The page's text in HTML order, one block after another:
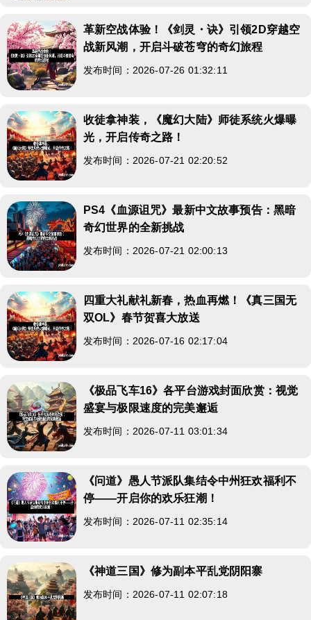
革新空战体验！《剑灵・诀》引领2D穿越空
战新风潮，开启斗破苍穹的奇幻旅程
发布时间：2026-07-26 01:32:11
收徒拿神装，《魔幻大陆》师徒系统火爆曝
光，开启传奇之路！
发布时间：2026-07-21 02:20:52
PS4《血源诅咒》最新中文故事预告：黑暗
奇幻世界的全新挑战
发布时间：2026-07-21 02:00:13
四重大礼献礼新春，热血再燃！《真三国无
双OL》春节贺喜大放送
发布时间：2026-07-16 02:17:04
《极品飞车16》各平台游戏封面欣赏：视觉
盛宴与极限速度的完美邂逅
发布时间：2026-07-11 03:01:34
《问道》愚人节派队集结令中州狂欢福利不
停——开启你的欢乐狂潮！
发布时间：2026-07-11 02:35:14
《神道三国》修为副本平乱党阴阳寨
发布时间：2026-07-11 02:07:18